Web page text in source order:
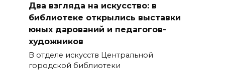
Два взгляда на искусство: в
библиотеке открылись выставки
юных дарований и педагогов-
художников
В отделе искусств Центральной
городской библиотеки